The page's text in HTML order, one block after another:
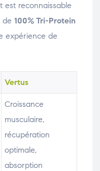
est reconnaissable
de 100% Tri-Protein
expérience de
Vertus
Croissance
musculaire,
récupération
optimale,
absorption